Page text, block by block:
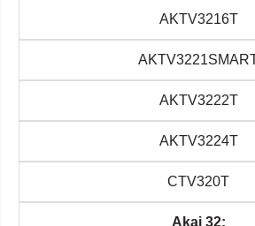
AKTV3216T
AKTV3222T
AKTV3224T
CTV320T
Akai 32: